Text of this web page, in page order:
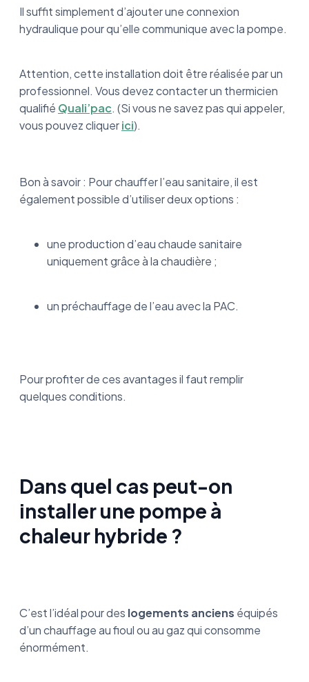
Il suffit simplement d’ajouter une connexion
hydraulique pour qu’elle communique avec la pompe.
Attention, cette installation doit être réalisée par un
professionnel. Vous devez contacter un thermicien
qualifié Quali’pac. (Si vous ne savez pas qui appeler,
vous pouvez cliquerici).
Bon à savoir : Pour chauffer l’eau sanitaire, il est
également possible d’utiliser deux options :
une production d’eau chaude sanitaire
uniquement grâce à la chaudière ;
un préchauffage de l’eau avec la PAC.
Pour profiter de ces avantages il faut remplir
quelques conditions.
Dans quel cas peut-on
installer une pompe à
chaleur hybride ?
C’est l’idéal pour des logements anciens équipés
d’un chauffage au fioul ou au gaz qui consomme
énormément.